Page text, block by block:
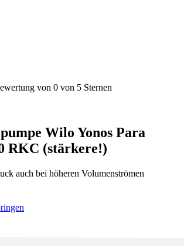
von 0 von 5 Sternen
Wilo Yonos Para
RKC (stärkere!)
auch bei höheren Volumenströmen